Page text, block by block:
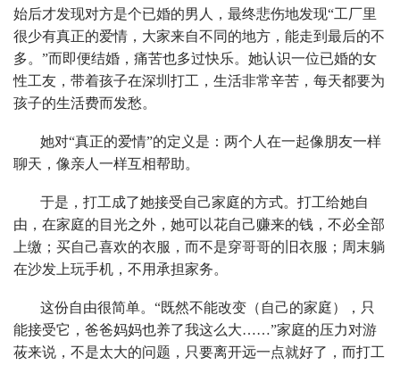
始后才发现对方是个已婚的男人，最终悲伤地发现“工厂里
很少有真正的爱情，大家来自不同的地方，能走到最后的不
多。”而即便结婚，痛苦也多过快乐。她认识一位已婚的女
性工友，带着孩子在深圳打工，生活非常辛苦，每天都要为
孩子的生活费而发愁。
她对“真正的爱情”的定义是：两个人在一起像朋友一样
聊天，像亲人一样互相帮助。
于是，打工成了她接受自己家庭的方式。打工给她自
由，在家庭的目光之外，她可以花自己赚来的钱，不必全部
上缴；买自己喜欢的衣服，而不是穿哥哥的旧衣服；周末躺
在沙发上玩手机，不用承担家务。
这份自由很简单。“既然不能改变（自己的家庭），只
能接受它，爸爸妈妈也养了我这么大……”家庭的压力对游
莜来说，不是太大的问题，只要离开远一点就好了，而打工